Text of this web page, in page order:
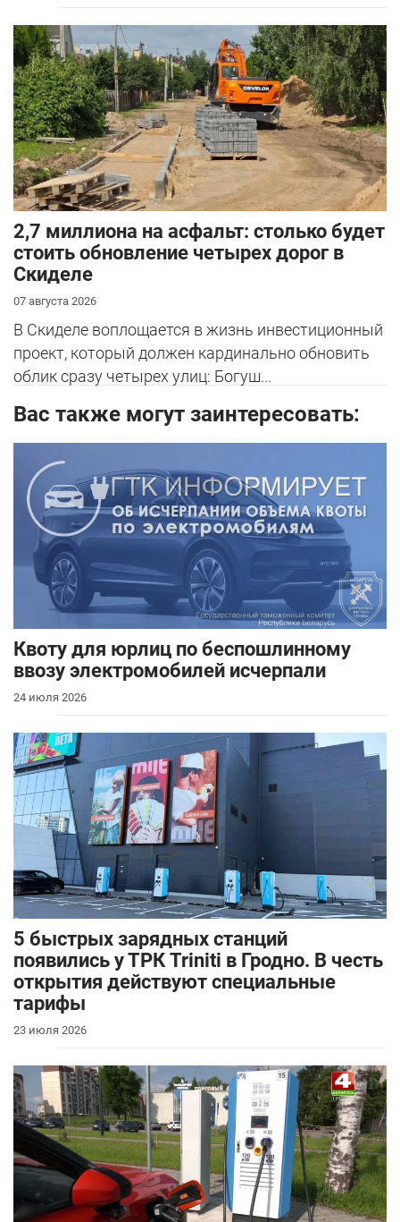
2,7 миллиона на асфальт: столько будет
стоить обновление четырех дорог в
Скиделе
07 августа 2026
В Скиделе воплощается в жизнь инвестиционный
проект, который должен кардинально обновить
облик сразу четырех улиц: Богуш...
Вас также могут заинтересовать:
Квоту для юрлиц по беспошлинному
ввозу электромобилей исчерпали
24 июля 2026
5 быстрых зарядных станций
появились у ТРК Triniti в Гродно. В честь
открытия действуют специальные
тарифы
23 июля 2026